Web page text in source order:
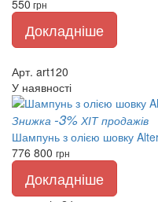
550 грн
Докладніше
Арт. art120
У наявності
Знижка -3% ХІТ продажів
Шампунь з олією шовку
776 800 грн
Докладніше